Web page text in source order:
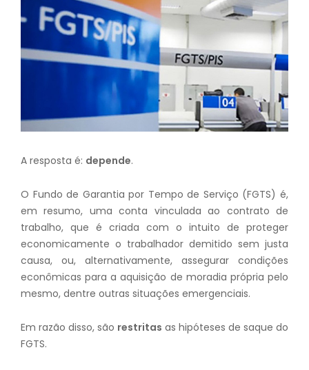
A resposta é: depende.
O Fundo de Garantia por Tempo de Serviço (FGTS) é,
em resumo, uma conta vinculada ao contrato de
trabalho, que é criada com o intuito de proteger
economicamente o trabalhador demitido sem justa
causa, ou, alternativamente, assegurar condições
econômicas para a aquisição de moradia própria pelo
mesmo, dentre outras situações emergenciais.
Em razão disso, são restritas as hipóteses de saque do
FGTS.